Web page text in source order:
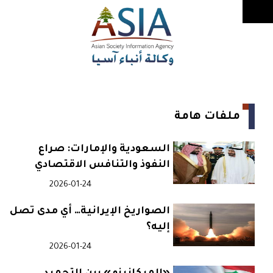
ملفات هامة
السعودية والإمارات: صراع
النفوذ والتنافس الاقتصادي
2026-01-24
الصواريخ الإيرانية… أي مدى تصل
إليه؟
2026-01-24